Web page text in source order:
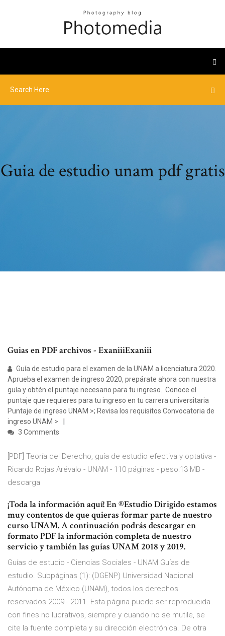
Guia de estudio unam pdf gratis
Guias en PDF archivos - ExaniiiExaniii
Guía de estudio para el examen de la UNAM a licenciatura 2020.
Aprueba el examen de ingreso 2020, prepárate ahora con nuestra
guía y obtén el puntaje necesario para tu ingreso.. Conoce el
puntaje que requieres para tu ingreso en tu carrera universitaria
Puntaje de ingreso UNAM >; Revisa los requisitos Convocatoria de
ingreso UNAM >
3 Comments
[PDF] Teoría del Derecho, guía de estudio efectiva y optativa -
Ricardo Rojas Arévalo - UNAM - 110 páginas - peso:13 MB -
descarga
¡Toda la información aquí! En ®Estudio Dirigido estamos
muy contentos de que quieras formar parte de nuestro
curso UNAM. A continuación podrás descargar en
formato PDF la información completa de nuestro
servicio y también las guías UNAM 2018 y 2019.
Guías de estudio - Ciencias Sociales - UNAM Guías de
estudio. Subpáginas (1): (DGENP) Universidad Nacional
Autónoma de México (UNAM), todos los derechos
reservados 2009 - 2011. Esta página puede ser reproducida
con fines no lucrativos, siempre y cuando no se mutile, se
cite la fuente completa y su dirección electrónica. De otra